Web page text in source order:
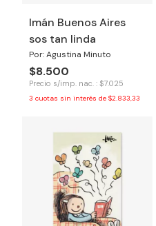
Imán Buenos Aires
sos tan linda
Por: Agustina Minuto
$8.500
Precio s/imp. nac. : $7.025
3 cuotas sin interés de $2.833,33